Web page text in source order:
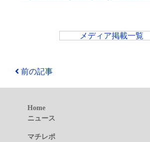
メディア掲載一覧
前の記事
Home
ニュース
マチレポ